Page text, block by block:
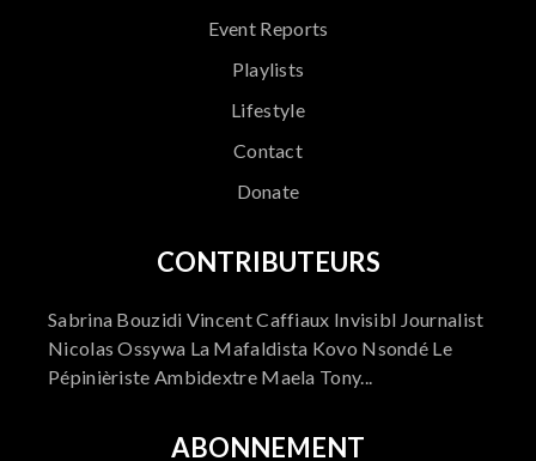
Event Reports
Playlists
Lifestyle
Contact
Donate
CONTRIBUTEURS
Sabrina Bouzidi Vincent Caffiaux Invisibl Journalist
Nicolas Ossywa La Mafaldista Kovo Nsondé Le
Pépinièriste Ambidextre Maela Tony...
ABONNEMENT